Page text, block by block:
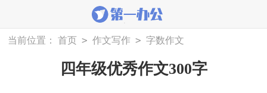
当前位置： 首页 > 作文写作 > 字数作文
四年级优秀作文300字